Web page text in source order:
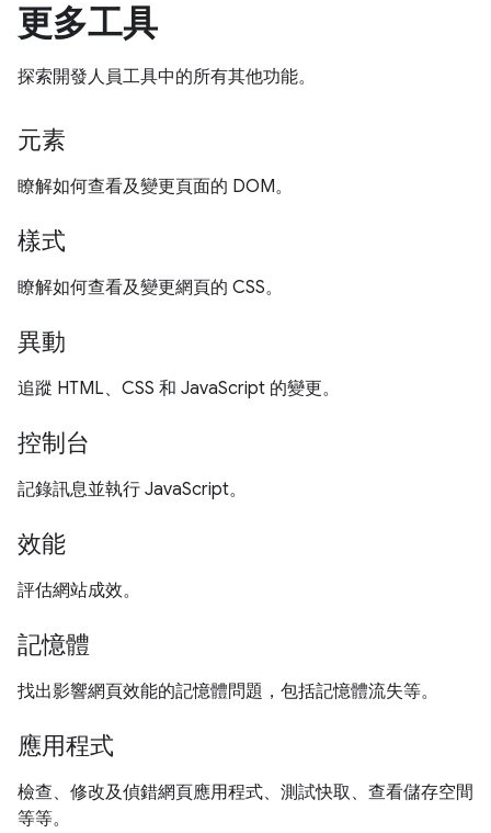
更多工具
探索開發人員工具中的所有其他功能。
元素
瞭解如何查看及變更頁面的 DOM。
樣式
瞭解如何查看及變更網頁的 CSS。
異動
追蹤 HTML、CSS 和 JavaScript 的變更。
控制台
記錄訊息並執行 JavaScript。
效能
評估網站成效。
記憶體
找出影響網頁效能的記憶體問題，包括記憶體流失等。
應用程式
檢查、修改及偵錯網頁應用程式、測試快取、查看儲存空間
等等。